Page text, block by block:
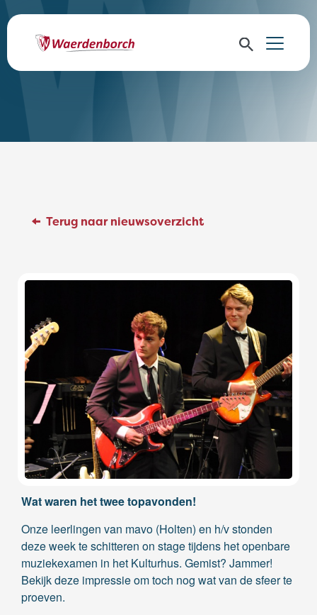
Terug naar nieuwsoverzicht
Wat waren het twee topavonden!
Onze leerlingen van mavo (Holten) en h/v stonden
deze week te schitteren on stage tijdens het openbare
muziekexamen in het Kulturhus. Gemist? Jammer!
Bekijk deze impressie om toch nog wat van de sfeer te
proeven.